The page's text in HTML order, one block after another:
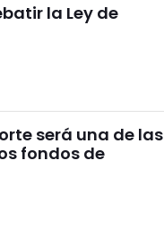
la Ley de
será una de las
fondos de